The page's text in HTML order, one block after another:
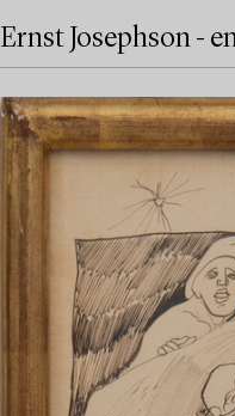
Ernst Josephson -